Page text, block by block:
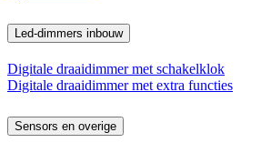
Led-dimmers inbouw
Digitale draaidimmer met schakelklok
Digitale draaidimmer met extra functies
Sensors en overige